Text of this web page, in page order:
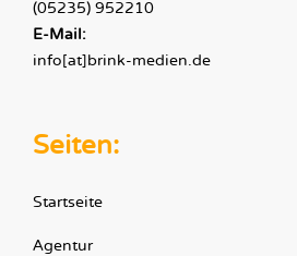
(05235) 952210
E-Mail:
info[at]brink-medien.de
Seiten:
Startseite
Agentur